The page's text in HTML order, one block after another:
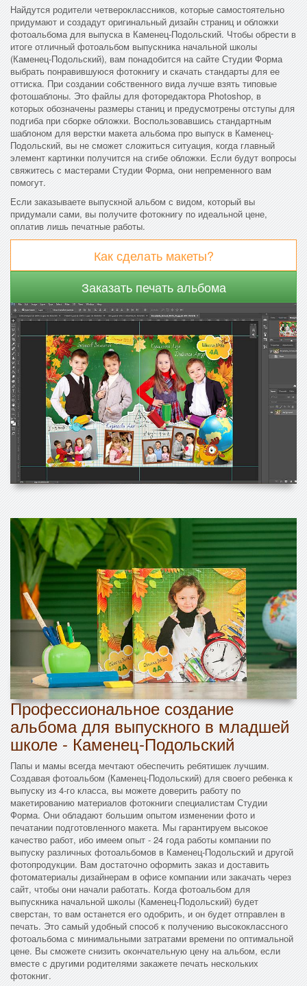
Найдутся родители четвероклассников, которые самостоятельно
придумают и создадут оригинальный дизайн страниц и обложки
фотоальбома для выпуска в Каменец-Подольский. Чтобы обрести в
итоге отличный фотоальбом выпускника начальной школы
(Каменец-Подольский), вам понадобится на сайте Студии Форма
выбрать понравившуюся фотокнигу и скачать стандарты для ее
оттиска. При создании собственного вида лучше взять типовые
фотошаблоны. Это файлы для фоторедактора Photoshop, в
которых обозначены размеры станиц и предусмотрены отступы для
подгиба при сборке обложки. Воспользовавшись стандартным
шаблоном для верстки макета альбома про выпуск в Каменец-
Подольский, вы не сможет сложиться ситуация, когда главный
элемент картинки получится на сгибе обложки. Если будут вопросы
свяжитесь с мастерами Студии Форма, они непременного вам
помогут.
Если заказываете выпускной альбом с видом, который вы
придумали сами, вы получите фотокнигу по идеальной цене,
оплатив лишь печатные работы.
Как сделать макеты?
Заказать печать альбома
Профессиональное создание
альбома для выпускного в младшей
школе - Каменец-Подольский
Папы и мамы всегда мечтают обеспечить ребятишек лучшим.
Создавая фотоальбом (Каменец-Подольский) для своего ребенка к
выпуску из 4-го класса, вы можете доверить работу по
макетированию материалов фотокниги специалистам Студии
Форма. Они обладают большим опытом изменении фото и
печатании подготовленного макета. Мы гарантируем высокое
качество работ, ибо имеем опыт - 24 года работы компании по
выпуску различных фотоальбомов в Каменец-Подольский и другой
фотопродукции. Вам достаточно оформить заказ и доставить
фотоматериалы дизайнерам в офисе компании или закачать через
сайт, чтобы они начали работать. Когда фотоальбом для
выпускника начальной школы (Каменец-Подольский) будет
сверстан, то вам останется его одобрить, и он будет отправлен в
печать. Это самый удобный способ к получению высококлассного
фотоальбома с минимальными затратами времени по оптимальной
цене. Вы сможете снизить окончательную цену на альбом, если
вместе с другими родителями закажете печать нескольких
фотокниг.